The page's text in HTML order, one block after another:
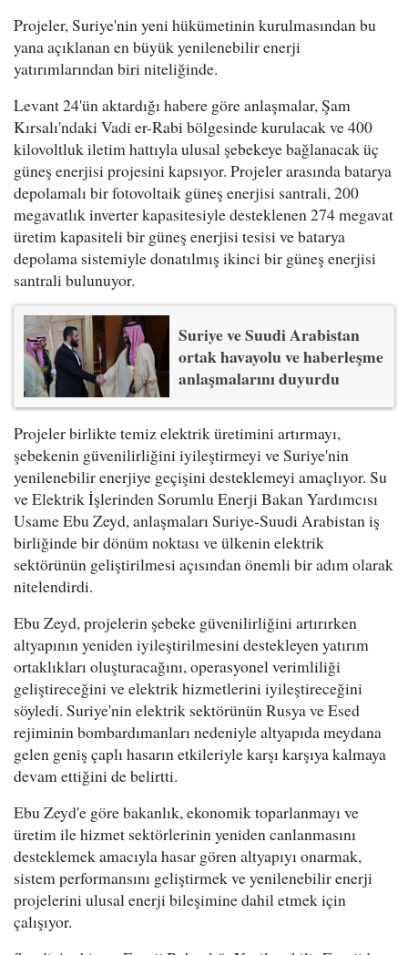
Projeler, Suriye'nin yeni hükümetinin kurulmasından bu
yana açıklanan en büyük yenilenebilir enerji
yatırımlarından biri niteliğinde.
Levant 24'ün aktardığı habere göre anlaşmalar, Şam
Kırsalı'ndaki Vadi er-Rabi bölgesinde kurulacak ve 400
kilovoltluk iletim hattıyla ulusal şebekeye bağlanacak üç
güneş enerjisi projesini kapsıyor. Projeler arasında batarya
depolamalı bir fotovoltaik güneş enerjisi santrali, 200
megavatlık inverter kapasitesiyle desteklenen 274 megavat
üretim kapasiteli bir güneş enerjisi tesisi ve batarya
depolama sistemiyle donatılmış ikinci bir güneş enerjisi
santrali bulunuyor.
Suriye ve Suudi Arabistan
ortak havayolu ve haberleşme
anlaşmalarını duyurdu
Projeler birlikte temiz elektrik üretimini artırmayı,
şebekenin güvenilirliğini iyileştirmeyi ve Suriye'nin
yenilenebilir enerjiye geçişini desteklemeyi amaçlıyor. Su
ve Elektrik İşlerinden Sorumlu Enerji Bakan Yardımcısı
Usame Ebu Zeyd, anlaşmaları Suriye-Suudi Arabistan iş
birliğinde bir dönüm noktası ve ülkenin elektrik
sektörünün geliştirilmesi açısından önemli bir adım olarak
nitelendirdi.
Ebu Zeyd, projelerin şebeke güvenilirliğini artırırken
altyapının yeniden iyileştirilmesini destekleyen yatırım
ortaklıkları oluşturacağını, operasyonel verimliliği
geliştireceğini ve elektrik hizmetlerini iyileştireceğini
söyledi. Suriye'nin elektrik sektörünün Rusya ve Esed
rejiminin bombardımanları nedeniyle altyapıda meydana
gelen geniş çaplı hasarın etkileriyle karşı karşıya kalmaya
devam ettiğini de belirtti.
Ebu Zeyd'e göre bakanlık, ekonomik toparlanmayı ve
üretim ile hizmet sektörlerinin yeniden canlanmasını
desteklemek amacıyla hasar gören altyapıyı onarmak,
sistem performansını geliştirmek ve yenilenebilir enerji
projelerini ulusal enerji bileşimine dahil etmek için
çalışıyor.